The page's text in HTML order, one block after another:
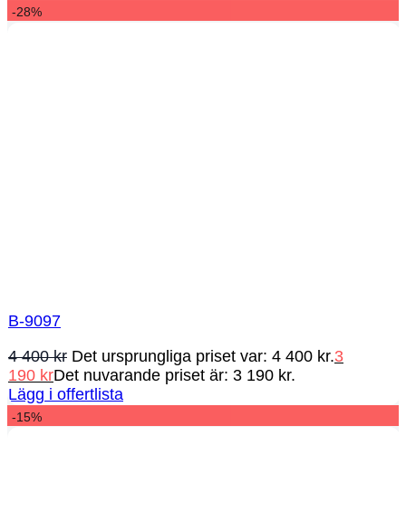
-28%
B-9097
4 400kr Det ursprungliga priset var: 4 400 kr.3
190 krDet nuvarande priset är: 3 190 kr.
Lägg i offertlista
-15%